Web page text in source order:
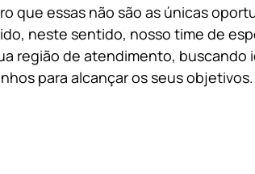
que essas não são as únicas
neste sentido, nosso time de
região de atendimento,
para alcançar os seus objetivos.